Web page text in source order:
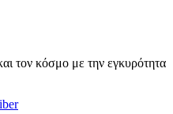
τον κόσμο με την εγκυρότητα